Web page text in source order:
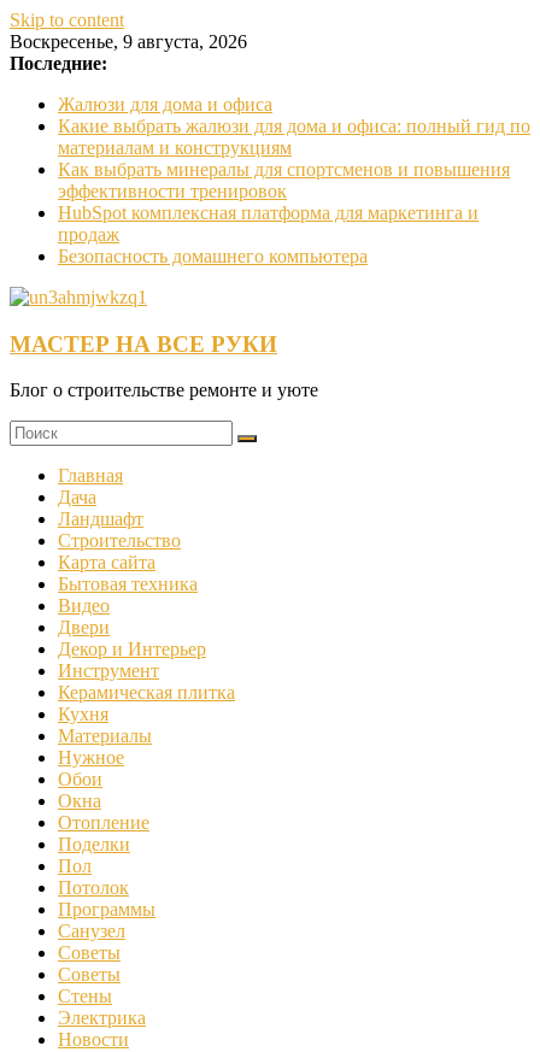
Skip to content
Воскресенье, 9 августа, 2026
Последние:
Жалюзи для дома и офиса
Какие выбрать жалюзи для дома и офиса: полный гид по
материалам и конструкциям
Как выбрать минералы для спортсменов и повышения
эффективности тренировок
HubSpot комплексная платформа для маркетинга и
продаж
Безопасность домашнего компьютера
МАСТЕР НА ВСЕ РУКИ
Блог о строительстве ремонте и уюте
Главная
Дача
Ландшафт
Строительство
Карта сайта
Бытовая техника
Видео
Двери
Декор и Интерьер
Инструмент
Керамическая плитка
Кухня
Материалы
Нужное
Обои
Окна
Отопление
Поделки
Пол
Потолок
Программы
Санузел
Советы
Советы
Стены
Электрика
Новости